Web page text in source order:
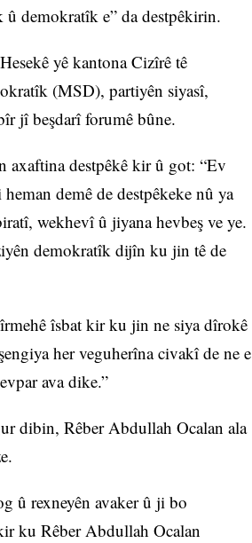
û demokratîk e” da destpêkirin.
yê kantona Cizîrê tê
(MSD), partiyên siyasî,
jî beşdarî forumê bûne.
axaftina destpêkê kir û got: “Ev
demê de destpêkeke nû ya
wekhevî û jiyana hevbeş ve ye.
demokratîk dijîn ku jin tê de
îsbat kir ku jin ne siya dîrokê
her veguherîna civakî de ne e
ava dike.”
dibin, Rêber Abdullah Ocalan ala
û rexneyên avaker û ji bo
ku Rêber Abdullah Ocalan